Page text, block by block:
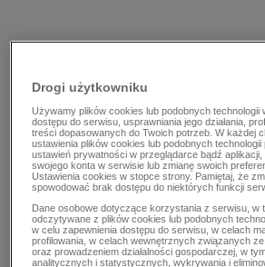
Drogi użytkowniku
Używamy plików cookies lub podobnych technologii
dostępu do serwisu, usprawniania jego działania,
treści dopasowanych do Twoich potrzeb. W każdej
ustawienia plików cookies lub podobnych
ustawień prywatności w przeglądarce bądź aplikacji,
swojego konta w serwisie lub zmianę swoich
Ustawienia cookies w stopce strony. Pamiętaj, że
spowodować brak dostępu do niektórych funkcji
Dane osobowe dotyczące korzystania z serwisu, w
odczytywane z plików cookies lub podobnych
w celu zapewnienia dostępu do serwisu, w celach
profilowania, w celach wewnętrznych związanych ze
oraz prowadzeniem działalności gospodarczej, w
analitycznych i statystycznych, wykrywania i